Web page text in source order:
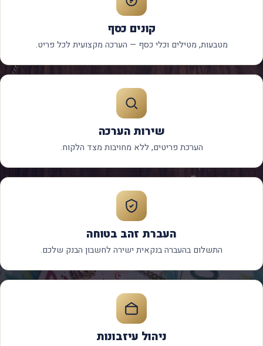
קונים כסף
מטבעות, מטילים וכלי כסף — הערכה מקצועית לכל פריט.
שירות הערכה
הערכת פריטים, ללא מחויבות מצד הלקוח.
העברת זהב בטוחה
התשלום בהעברה בנקאית ישירה לחשבון הבנק שלכם.
ניהול עיזבונות